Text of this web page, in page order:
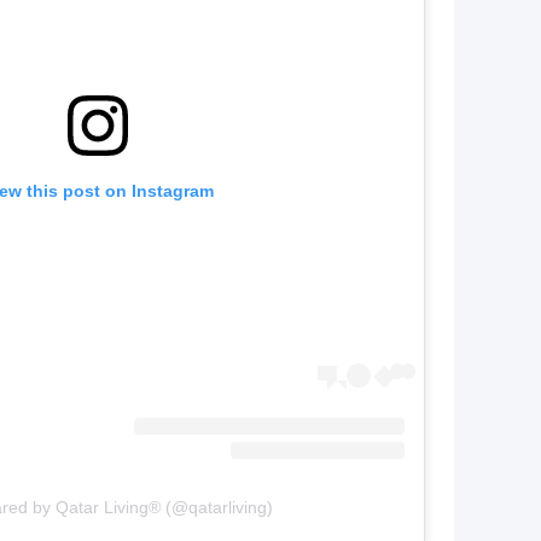
this post on Instagram
by Qatar Living® (@qatarliving)